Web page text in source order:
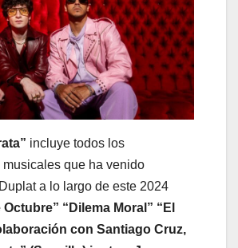
incluye todos los
musicales que ha venido
a lo largo de este 2024
Octubre” “Dilema Moral” “El
con Santiago Cruz,